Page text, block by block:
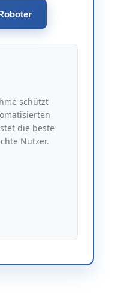
schützt
die beste
Nutzer.